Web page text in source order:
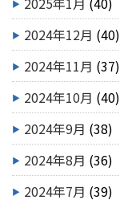
2024年12月 (40)
2024年11月 (37)
2024年10月 (40)
2024年9月 (38)
2024年8月 (36)
2024年7月 (39)